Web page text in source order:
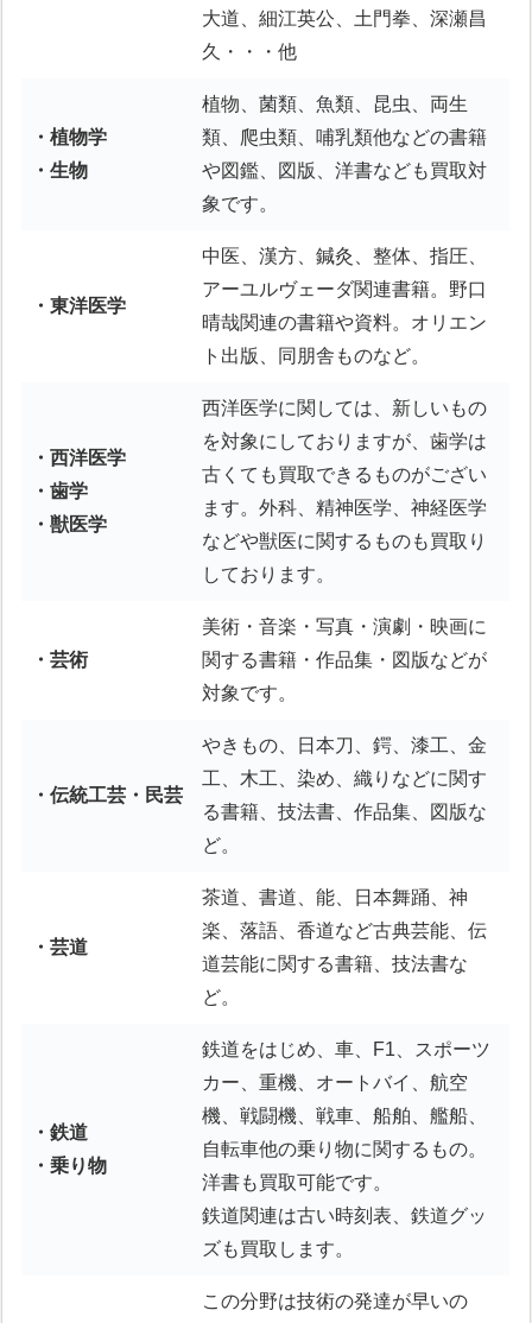
大道、細江英公、土門拳、深瀬昌
久・・・他
・植物学
・生物
植物、菌類、魚類、昆虫、両生
類、爬虫類、哺乳類他などの書籍
や図鑑、図版、洋書なども買取対
象です。
・東洋医学
中医、漢方、鍼灸、整体、指圧、
アーユルヴェーダ関連書籍。野口
晴哉関連の書籍や資料。オリエン
ト出版、同朋舎ものなど。
・西洋医学
・歯学
・獣医学
西洋医学に関しては、新しいもの
を対象にしておりますが、歯学は
古くても買取できるものがござい
ます。外科、精神医学、神経医学
などや獣医に関するものも買取り
しております。
・芸術
美術・音楽・写真・演劇・映画に
関する書籍・作品集・図版などが
対象です。
・伝統工芸・民芸
やきもの、日本刀、鍔、漆工、金
工、木工、染め、織りなどに関す
る書籍、技法書、作品集、図版な
ど。
・芸道
茶道、書道、能、日本舞踊、神
楽、落語、香道など古典芸能、伝
道芸能に関する書籍、技法書な
ど。
・鉄道
・乗り物
鉄道をはじめ、車、F1、スポーツ
カー、重機、オートバイ、航空
機、戦闘機、戦車、船舶、艦船、
自転車他の乗り物に関するもの。
洋書も買取可能です。
鉄道関連は古い時刻表、鉄道グッ
ズも買取します。
この分野は技術の発達が早いの